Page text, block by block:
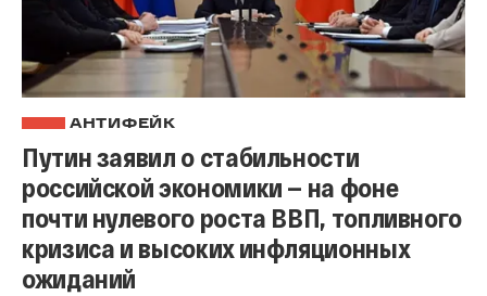
АНТИФЕЙК
Путин заявил о стабильности
российской экономики — на фоне
почти нулевого роста ВВП, топливного
кризиса и высоких инфляционных
ожиданий